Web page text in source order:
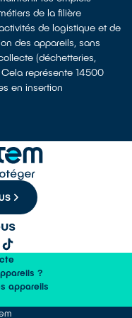
de la filière
de logistique et de
des appareils, sans
(déchetteries,
représente 14500
en insertion
?
appareils